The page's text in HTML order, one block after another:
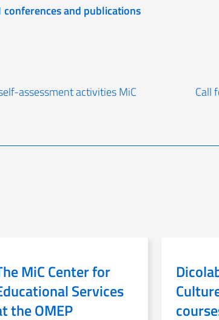
conferences and publications
assessment activities MiC
Call
MiC Center for
Services
the OMEP